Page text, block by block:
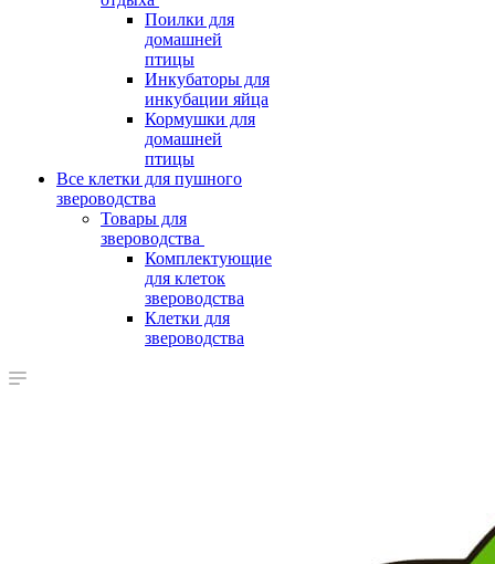
Поилки для
домашней
птицы
Инкубаторы для
инкубации яйца
Кормушки для
домашней
птицы
Все клетки для пушного
звероводства
Товары для
звероводства
Комплектующие
для клеток
звероводства
Клетки для
звероводства